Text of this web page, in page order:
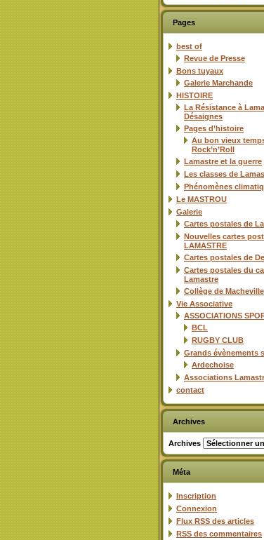
Pages
best of
Revue de Presse
Bons tuyaux
Galerie Marchande
HISTOIRE
La Résistance à
Désaignes
Pages d’histoire
Au bon vieux
Rock’n’Roll
Lamastre et la guerre
Les classes de
Phénomènes
Le MASTROU
Galerie
Cartes postales de
Nouvelles cartes
LAMASTRE
Cartes postales de
Cartes postales du
Lamastre
Collège de Macheville
Vie Associative
ASSOCIATIONS
BCL
RUGBY CLUB
Grands évènements
Ardechoise
Associations
contact
Archives
Archives
Méta
Inscription
Connexion
Flux RSS des articles
RSS des commentaires